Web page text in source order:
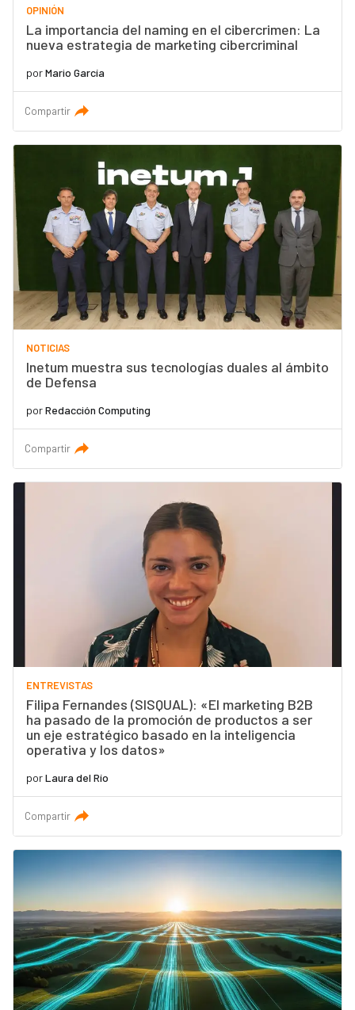
OPINIÓN
La importancia del naming en el cibercrimen: La
nueva estrategia de marketing cibercriminal
porMario García
Compartir
NOTICIAS
Inetum muestra sus tecnologías duales al ámbito
de Defensa
porRedacción Computing
Compartir
ENTREVISTAS
Filipa Fernandes (SISQUAL): «El marketing B2B
ha pasado de la promoción de productos a ser
un eje estratégico basado en la inteligencia
operativa y los datos»
porLaura del Río
Compartir